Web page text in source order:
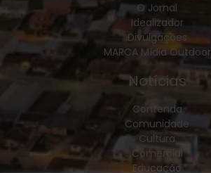
O Jornal
Idealizador
Divulgações
MARCA Mídia Outdoor
Notícias
Contenda
Comunidade
Cultura
Comercial
Educação